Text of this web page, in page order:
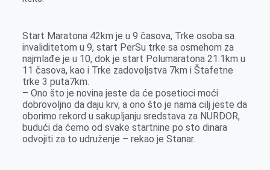
Start Maratona 42km je u 9 časova, Trke osoba sa
invaliditetom u 9, start PerSu trke sa osmehom za
najmlađe je u 10, dok je start Polumaratona 21.1km u
11 časova, kao i Trke zadovoljstva 7km i Štafetne
trke 3 puta7km.
– Ono što je novina jeste da će posetioci moći
dobrovoljno da daju krv, a ono što je nama cilj jeste da
oborimo rekord u sakupljanju sredstava za NURDOR,
budući da ćemo od svake startnine po sto dinara
odvojiti za to udruženje – rekao je Stanar.